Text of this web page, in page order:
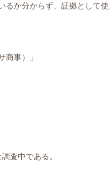
か分からず、証拠として
事）」
中である。